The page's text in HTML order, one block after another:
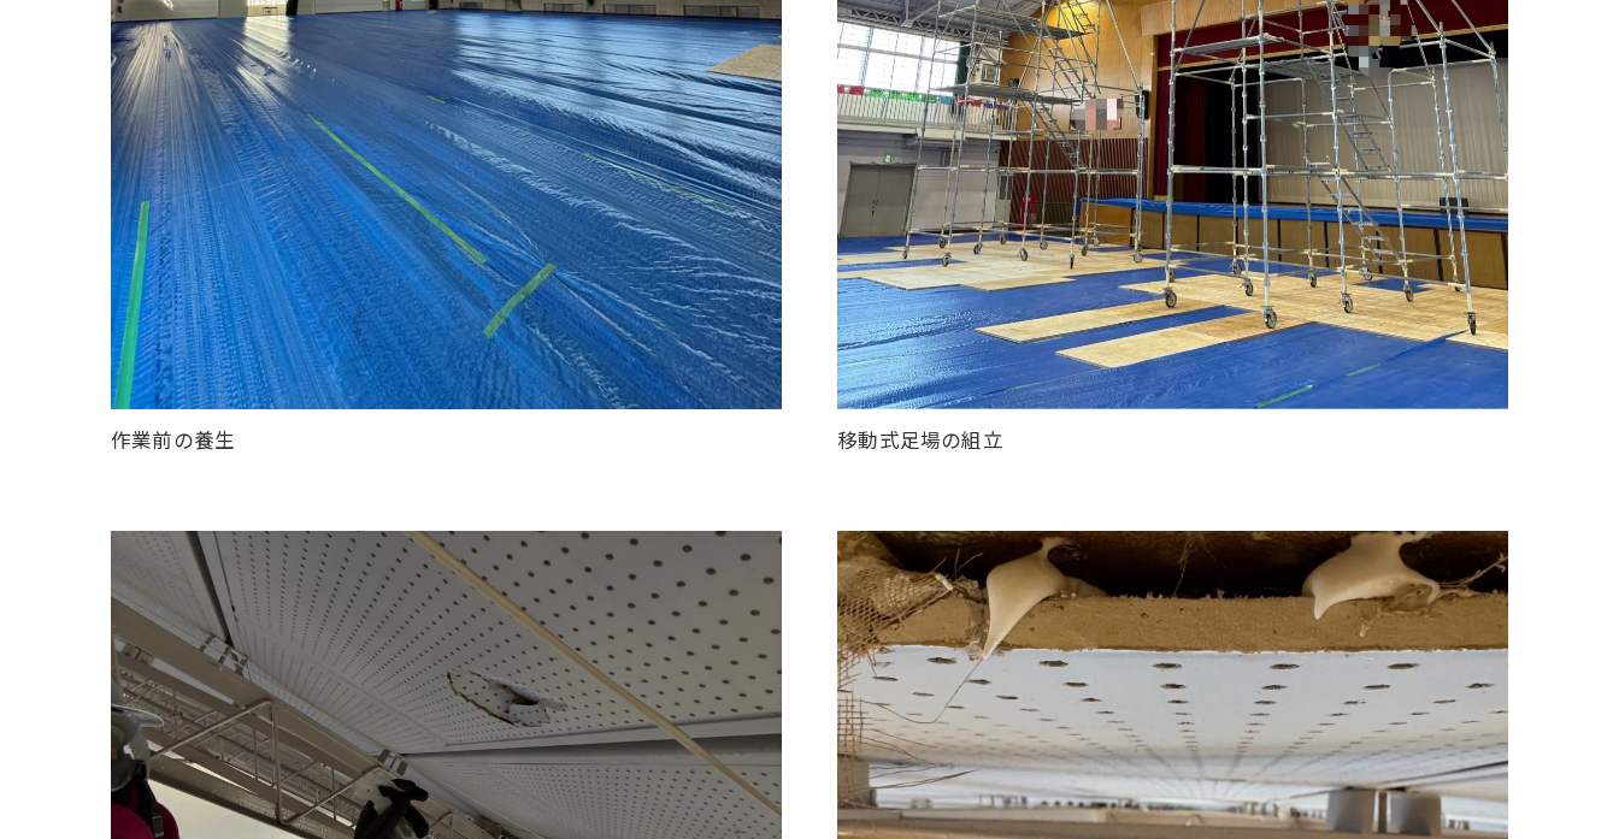
作業前の養生 移動式足場の組立